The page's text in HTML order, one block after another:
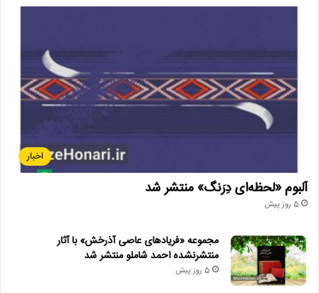
اخبار
آلبوم «لحظه‌ای دِرَنگ» منتشر شد
5 روز پیش
مجموعه «فریادهای عاصی آذرخش» با آثار
منتشرنشده احمد شاملو منتشر شد
5 روز پیش